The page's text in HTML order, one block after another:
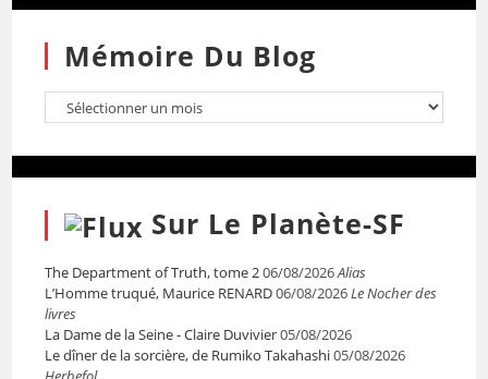
Mémoire Du Blog
Sur Le Planète-SF
The Department of Truth, tome 206/08/2026Alias
L’Homme truqué, Maurice RENARD06/08/2026Le Nocher des
livres
La Dame de la Seine - Claire Duvivier05/08/2026
Le dîner de la sorcière, de Rumiko Takahashi05/08/2026